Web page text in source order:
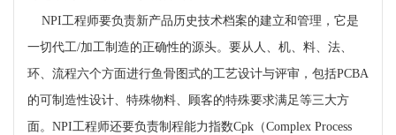
NPI工程师要负责新产品历史技术档案的建立和管理，它是
一切代工/加工制造的正确性的源头。要从人、机、料、法、
环、流程六个方面进行鱼骨图式的工艺设计与评审，包括PCBA
的可制造性设计、特殊物料、顾客的特殊要求满足等三大方
面。 NPI工程师还要负责制程能力指数Cpk （Complex Process